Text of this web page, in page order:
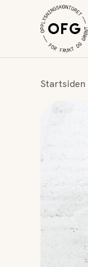
Startsiden